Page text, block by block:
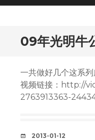
09年光明牛
一共做好几个这系
视频链接：http://
2763913363-
DATE
2013-01-12